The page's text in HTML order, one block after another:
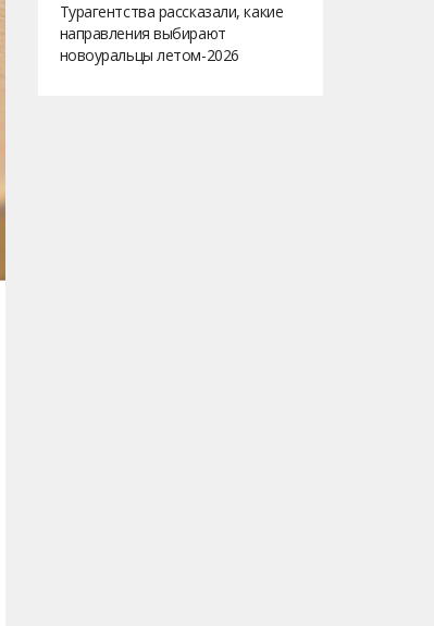
Турагентства рассказали, какие
направления выбирают
новоуральцы летом-2026